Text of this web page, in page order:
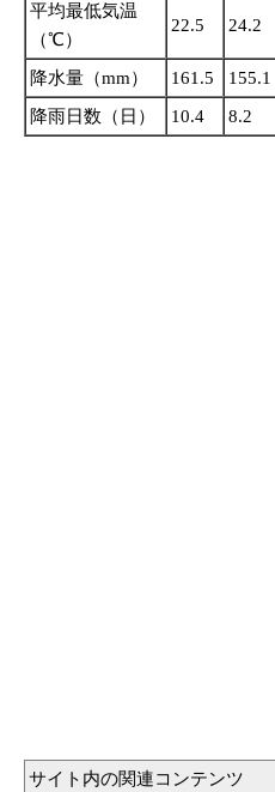
平均最低気温
（℃）
22.5 24.2
降水量（mm） 161.5 155.1
降雨日数（日）
10.4 8.2
サイト内の関連コンテンツ